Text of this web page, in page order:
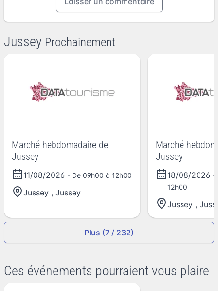
Jussey Prochainement
Marché hebdomadaire de
Jussey
11/08/2026 - De 09h00 à 12h00
Jussey , Jussey
Marché
Jussey
18/08/2026 -
12h00
Jussey ,
Plus (7 / 232)
Ces événements pourraient vous plaire